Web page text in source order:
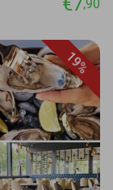
,90
19%